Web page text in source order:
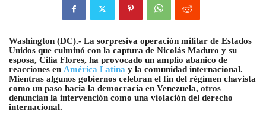
Washington (DC).- La sorpresiva operación militar de Estados
Unidos que culminó con la captura de Nicolás Maduro y su
esposa, Cilia Flores, ha provocado un amplio abanico de
reacciones en América Latina y la comunidad internacional.
Mientras algunos gobiernos celebran el fin del régimen chavista
como un paso hacia la democracia en Venezuela, otros
denuncian la intervención como una violación del derecho
internacional.